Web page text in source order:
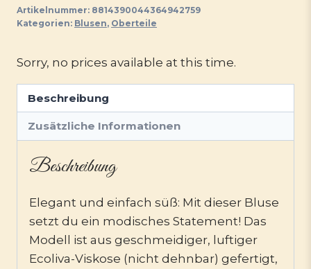
Artikelnummer: 8814390044364942759
Kategorien: Blusen, Oberteile
Sorry, no prices available at this time.
Beschreibung
Zusätzliche Informationen
Beschreibung
Elegant und einfach süß: Mit dieser Bluse
setzt du ein modisches Statement! Das
Modell ist aus geschmeidiger, luftiger
Ecoliva-Viskose (nicht dehnbar) gefertigt,